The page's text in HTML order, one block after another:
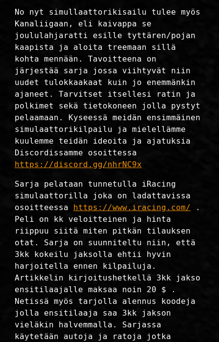
No nyt simullaattorikisailu tulee myös
Kanaliigaan, eli kaivappa se
joululahjaratti esille tyttären/pojan
kaapista ja aloita treemaan sillä
kohta mennään. Tavoitteena on
järjestää sarja jossa viihtyvät niin
uudet tulokkaakaat kuin jo enemmänkin
ajaneet. Tarvitset itsellesi ratin ja
polkimet sekä tietokoneen jolla pystyt
pelaamaan. Kyseessä meidän ensimmäinen
simulaattorikilpailu ja mielellämme
kuulemme teidän ideoita ja ajatuksia
Discordissamme osoittessa
https://discord.gg/nhrNC9x
Sarja pelataan tunnetulla iRacing
simulaattorilla joka on ladattavissa
osoitteessa https://www.iracing.com/ .
Peli on kk veloitteinen ja hinta
riippuu siitä miten pitkän tilauksen
otat. Sarja on suunniteltu niin, että
3kk kokeilu jaksolla ehtii hyvin
harjoitella ennen kilpailuja.
Artikkelin kirjoitushetkellä 3kk jakso
ensitilaajalle maksaa noin 20 $ .
Netissä myös tarjolla alennus koodeja
jolla ensitilaaja saa 3kk jakson
vieläkin halvemmalla. Sarjassa
käytetään autoja ja ratoja jotka